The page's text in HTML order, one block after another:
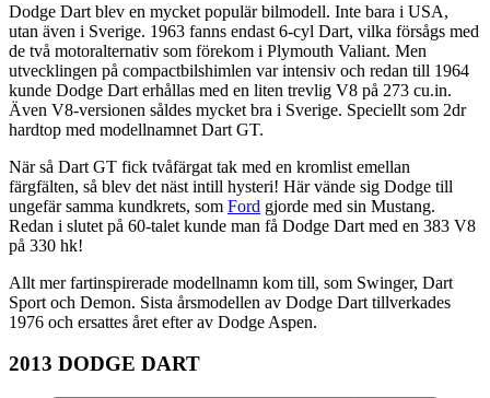
Dodge Dart blev en mycket populär bilmodell. Inte bara i USA,
utan även i Sverige. 1963 fanns endast 6-cyl Dart, vilka försågs med
de två motoralternativ som förekom i Plymouth Valiant. Men
utvecklingen på compactbilshimlen var intensiv och redan till 1964
kunde Dodge Dart erhållas med en liten trevlig V8 på 273 cu.in.
Även V8-versionen såldes mycket bra i Sverige. Speciellt som 2dr
hardtop med modellnamnet Dart GT.
När så Dart GT fick tvåfärgat tak med en kromlist emellan
färgfälten, så blev det näst intill hysteri! Här vände sig Dodge till
ungefär samma kundkrets, som Ford gjorde med sin Mustang.
Redan i slutet på 60-talet kunde man få Dodge Dart med en 383 V8
på 330 hk!
Allt mer fartinspirerade modellnamn kom till, som Swinger, Dart
Sport och Demon. Sista årsmodellen av Dodge Dart tillverkades
1976 och ersattes året efter av Dodge Aspen.
2013 DODGE DART